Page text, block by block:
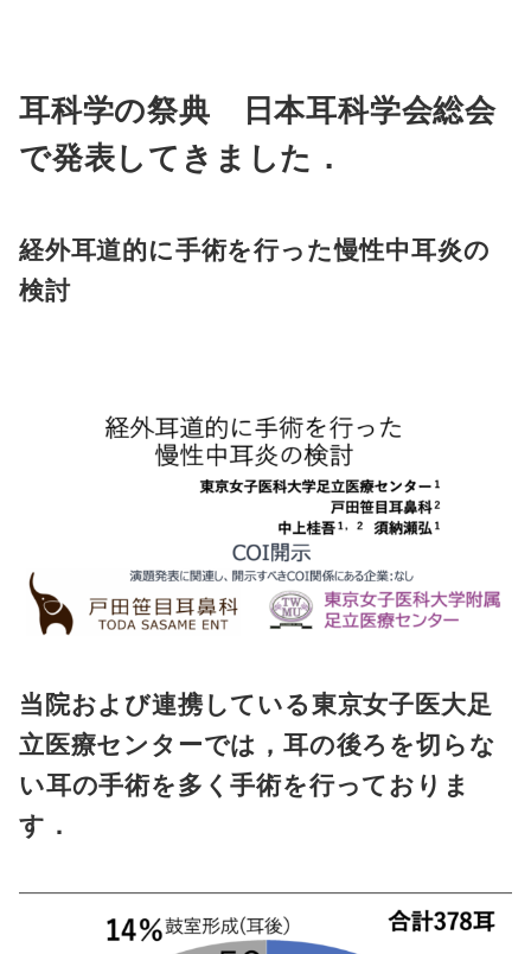
耳科学の祭典 日本耳科学会総会
で発表してきました．
経外耳道的に手術を行った慢性中耳炎の
検討
当院および連携している東京女子医大足
立医療センターでは，耳の後ろを切らな
い耳の手術を多く手術を行っておりま
す．